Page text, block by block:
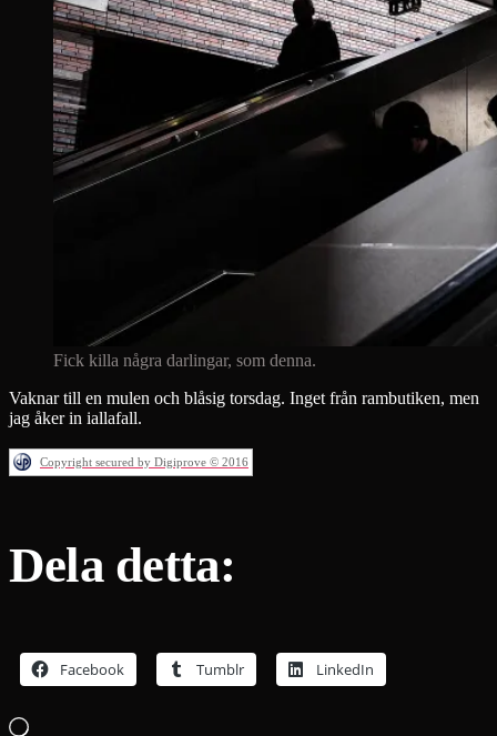
Fick killa några darlingar, som denna.
Vaknar till en mulen och blåsig torsdag. Inget från rambutiken, men
jag åker in iallafall.
Copyright secured by Digiprove © 2016
Dela detta:
Facebook Tumblr LinkedIn
Laddar